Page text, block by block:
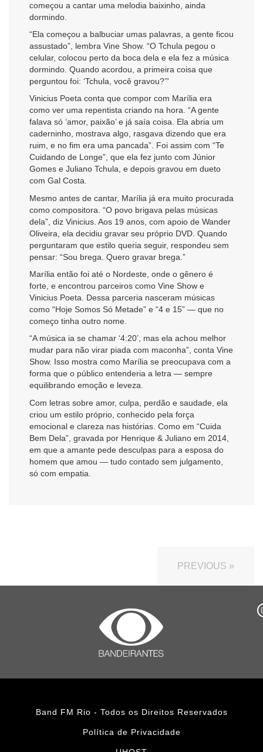
começou a cantar uma melodia baixinho, ainda
dormindo.
“Ela começou a balbuciar umas palavras, a gente ficou
assustado”, lembra Vine Show. “O Tchula pegou o
celular, colocou perto da boca dela e ela fez a música
dormindo. Quando acordou, a primeira coisa que
perguntou foi: ‘Tchula, você gravou?’”
Vinicius Poeta conta que compor com Marília era
como ver uma repentista criando na hora. “A gente
falava só ‘amor, paixão’ e já saía coisa. Ela abria um
caderninho, mostrava algo, rasgava dizendo que era
ruim, e no fim era uma pancada”. Foi assim com “Te
Cuidando de Longe”, que ela fez junto com Júnior
Gomes e Juliano Tchula, e depois gravou em dueto
com Gal Costa.
Mesmo antes de cantar, Marília já era muito procurada
como compositora. “O povo brigava pelas músicas
dela”, diz Vinicius. Aos 19 anos, com apoio de Wander
Oliveira, ela decidiu gravar seu próprio DVD. Quando
perguntaram que estilo queria seguir, respondeu sem
pensar: “Sou brega. Quero gravar brega.”
Marília então foi até o Nordeste, onde o gênero é
forte, e encontrou parceiros como Vine Show e
Vinicius Poeta. Dessa parceria nasceram músicas
como “Hoje Somos Só Metade” e “4 e 15” — que no
começo tinha outro nome.
“A música ia se chamar ‘4:20’, mas ela achou melhor
mudar para não virar piada com maconha”, conta Vine
Show. Isso mostra como Marília se preocupava com a
forma que o público entenderia a letra — sempre
equilibrando emoção e leveza.
Com letras sobre amor, culpa, perdão e saudade, ela
criou um estilo próprio, conhecido pela força
emocional e clareza nas histórias. Como em “Cuida
Bem Dela”, gravada por Henrique & Juliano em 2014,
em que a amante pede desculpas para a esposa do
homem que amou — tudo contado sem julgamento,
só com empatia.
PREVIOUS »
Band FM Rio - Todos os Direitos Reservados
Política de Privacidade